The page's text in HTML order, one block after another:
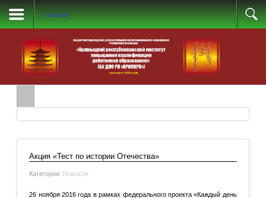
Главная
Акция «Тест по истории Отечества»
Категория: Новости
26 ноября 2016 года в рамках федерального проекта «Каждый день